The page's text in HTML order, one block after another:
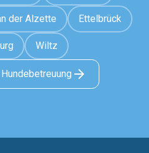
der Alzette Ettelbrück
Wiltz